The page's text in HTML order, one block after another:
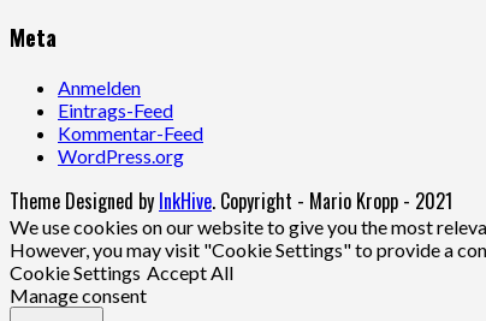
Meta
Anmelden
Eintrags-Feed
Kommentar-Feed
WordPress.org
Theme Designed by InkHive. Copyright - Mario Kropp - 2021
We use cookies on our website to give you the most
However, you may visit "Cookie Settings" to provide a
Cookie Settings Accept All
Manage consent